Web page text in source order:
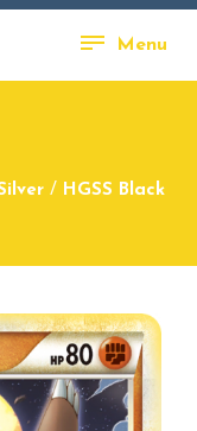
Menu
/ HGSS Black